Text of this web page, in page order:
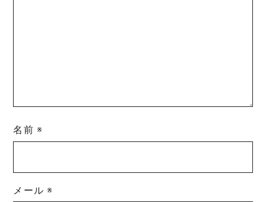
名前 ※
メール ※